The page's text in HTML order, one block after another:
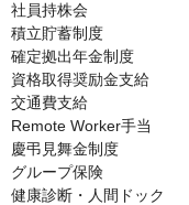
社員持株会
積立貯蓄制度
確定拠出年金制度
資格取得奨励金支給
交通費支給
Remote Worker手当
慶弔見舞金制度
グループ保険
健康診断・人間ドック